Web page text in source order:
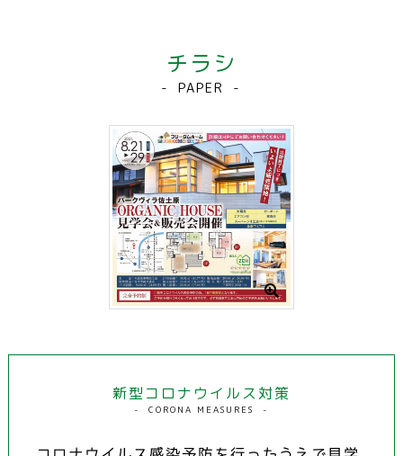
チラシ
PAPER
新型コロナウイルス対策
CORONA MEASURES